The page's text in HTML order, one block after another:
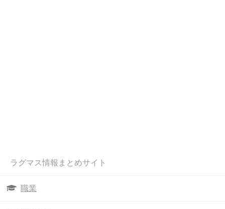
ラグマス情報まとめサイト
職業